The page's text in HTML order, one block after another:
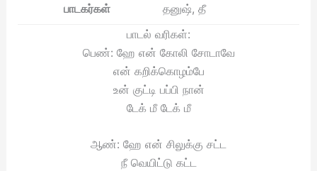
பாடகர்கள்
தனுஷ், தீ
பாடல் வரிகள்:
பெண்: ஹே என் கோலி சோடாவே
என் கறிக்கொழம்பே
உன் குட்டி பப்பி நான்
டேக் மீ டேக் மீ
ஆண்: ஹே என் சிலுக்கு சட்ட
நீ வெயிட்டு கட்ட